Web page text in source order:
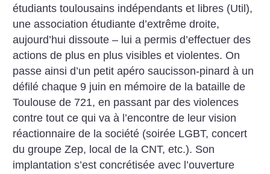
étudiants toulousains indépendants et libres (Util),
une association étudiante d’extrême droite,
aujourd’hui dissoute – lui a permis d’effectuer des
actions de plus en plus visibles et violentes. On
passe ainsi d’un petit apéro saucisson-pinard à un
défilé chaque 9 juin en mémoire de la bataille de
Toulouse de 721, en passant par des violences
contre tout ce qui va à l’encontre de leur vision
réactionnaire de la société (soirée LGBT, concert
du groupe Zep, local de la CNT, etc.). Son
implantation s’est concrétisée avec l’ouverture